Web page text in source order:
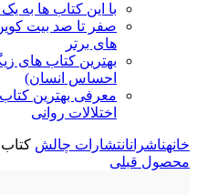
با این کتاب ها به
صفر تا صد بیت
های برتر
بهترین کتاب های
احساس انسان)
معرفی بهترین
اختلالات روانی
خانهناشرانانتشارات چالش
محصول قبلی